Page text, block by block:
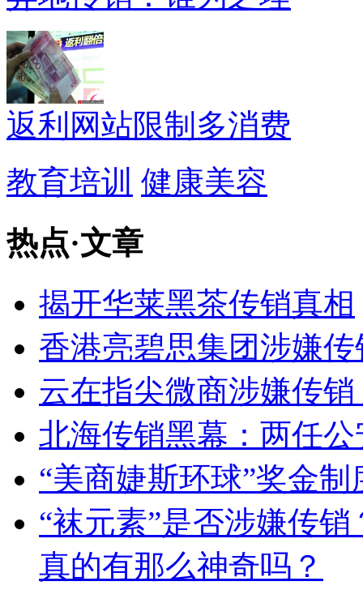
返利网站限制多消费
教育培训 健康美容
热点·文章
揭开华莱黑茶传销真相
香港亮碧思集团涉嫌
云在指尖微商涉嫌传
北海传销黑幕：两任
“美商婕斯环球”奖金
“袜元素”是否涉嫌传
真的有那么神奇吗？